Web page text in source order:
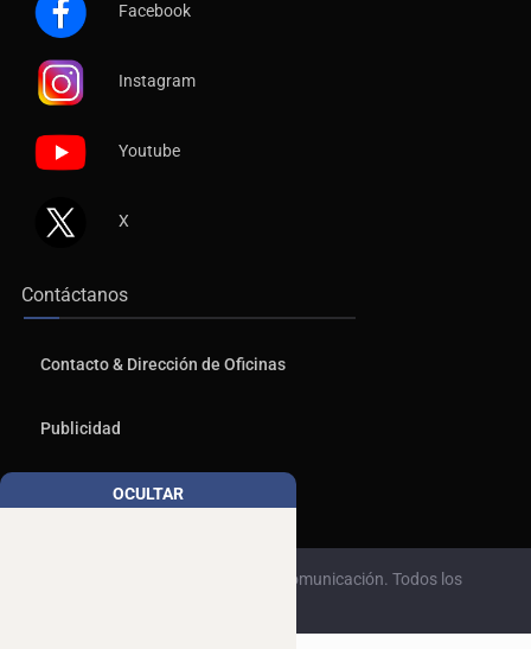
Facebook
Instagram
Youtube
X
Contáctanos
Contacto & Dirección de Oficinas
Publicidad
Aviso de Privacidad
© 2026, Copyrights NTR Medios de Comunicación. Todos los
OCULTAR